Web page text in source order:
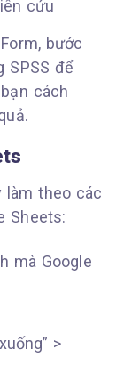
bước
SPSS để
cách
làm theo các
Sheets:
mà Google
>